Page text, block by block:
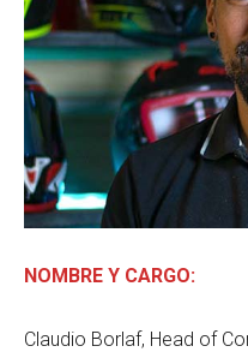
NOMBRE Y CARGO:
Claudio Borlaf, Head of